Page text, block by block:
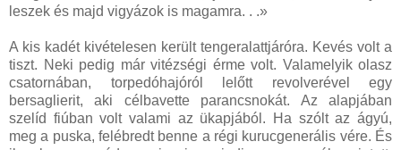
leszek és majd vigyázok is magamra. . .»
A kis kadét kivételesen került tengeralattjáróra. Kevés volt a
tiszt. Neki pedig már vitézségi érme volt. Valamelyik olasz
csatornában, torpedóhajóról lelőtt revolverével egy
bersaglierit, aki célbavette parancsnokát. Az alapjában
szelíd fiúban volt valami az ükapjából. Ha szólt az ágyú,
meg a puska, felébredt benne a régi kurucgenerális vére. És